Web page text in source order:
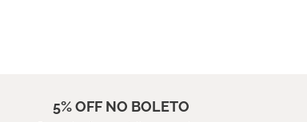
5% OFF NO BOLETO